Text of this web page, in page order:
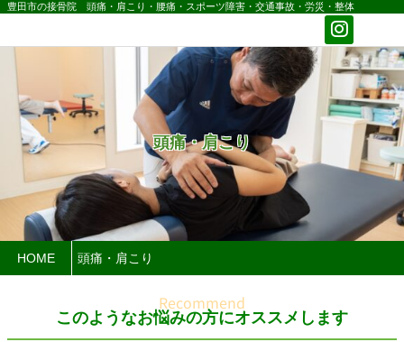
豊田市の接骨院 頭痛・肩こり・腰痛・スポーツ障害・交通事故・労災・整体
頭痛・肩こり
HOME 頭痛・肩こり
このようなお悩みの方にオススメします